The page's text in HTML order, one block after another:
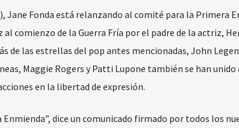
Jane Fonda está relanzando al comité para la Primera
comienzo de la Guerra Fría por el padre de la actriz,
de las estrellas del pop antes mencionadas, John
Maggie Rogers y Patti Lupone también se han unido
en la libertad de expresión.
dice un comunicado firmado por todos los